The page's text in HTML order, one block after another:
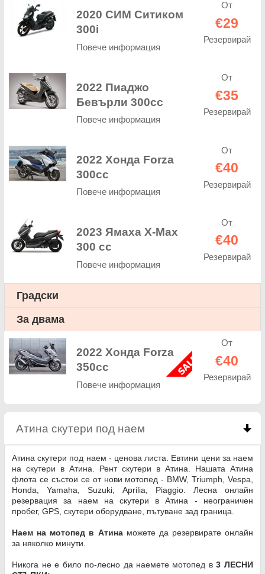
2020 СИМ Ситиком
300i
Повече информация
От
€29
Резервирай
2022 Пиаджо
Бевърли 300cc
Повече информация
От
€35
Резервирай
2022 Хонда Forza
300cc
Повече информация
От
€40
Резервирай
2023 Ямаха X-Max
300 cc
Повече информация
От
€40
Резервирай
Градски
За двама
2022 Хонда Forza
350cc
Повече информация
От
€40
Резервирай
Атина скутери под наем click to collapse
Атина скутери под наем - ценова листа. Евтини цени за наем
на скутери в Атина. Рент скутери в Атина. Нашата Атина
флота се състои се от нови мотопед - BMW, Triumph, Vespa,
Honda, Yamaha, Suzuki, Aprilia, Piaggio. Лесна онлайн
резервация за наем на скутери в Атина - неограничен
пробег, GPS, скутери оборудване, пътуване зад граница.
Наем на мотопед в Атинаможете да резервирате онлайн
за няколко минути.
Никога не е било по-лесно да наемете мотопед в3 ЛЕСНИ